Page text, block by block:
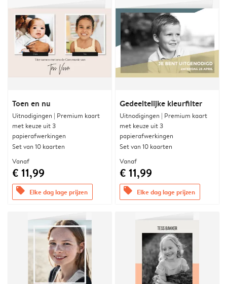
Toen en nu
Uitnodigingen | Premium kaart
met keuze uit 3
papierafwerkingen
Set van 10 kaarten
Vanaf
€ 11,99
offers Elke dag lage prijzen
Gedeeltelijke kleurfilter
Uitnodigingen | Premium kaart
met keuze uit 3
papierafwerkingen
Set van 10 kaarten
Vanaf
€ 11,99
offers Elke dag lage prijzen